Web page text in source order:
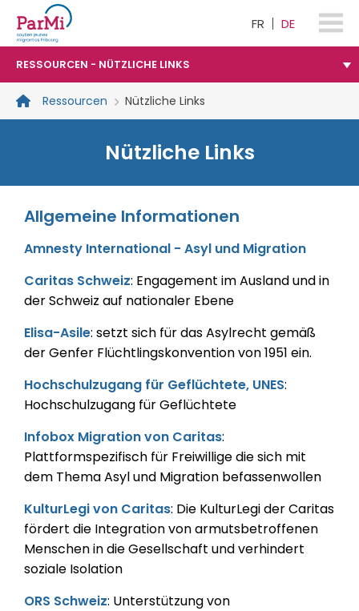
FR DE
parmi-
fribourg.ch
RESSOURCEN - NÜTZLICHE LINKS
Ressourcen Nützliche Links
Nützliche Links
Allgemeine Informationen
Amnesty International - Asyl und Migration
Caritas Schweiz: Engagement im Ausland und in
der Schweiz auf nationaler Ebene
Elisa-Asile: setzt sich für das Asylrecht gemäß
der Genfer Flüchtlingskonvention von 1951 ein.
Hochschulzugang für Geflüchtete, UNES:
Hochschulzugang für Geflüchtete
Infobox Migration von Caritas:
Plattformspezifisch für Freiwillige die sich mit
dem Thema Asyl und Migration befassenwollen
KulturLegi von Caritas: Die KulturLegi der Caritas
fördert die Integration von armutsbetroffenen
Menschen in die Gesellschaft und verhindert
soziale Isolation
ORS Schweiz: Unterstützung von